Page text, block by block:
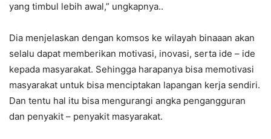
yang timbul lebih awal,” ungkapnya..
Dia menjelaskan dengan komsos ke wilayah binaaan akan
selalu dapat memberikan motivasi, inovasi, serta ide – ide
kepada masyarakat. Sehingga harapanya bisa memotivasi
masyarakat untuk bisa menciptakan lapangan kerja sendiri.
Dan tentu hal itu bisa mengurangi angka pengangguran
dan penyakit – penyakit masyarakat.